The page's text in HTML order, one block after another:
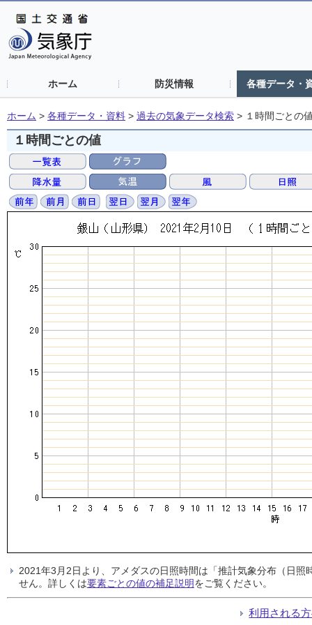
ホーム 防災情報 各種データ・
ホーム > 各種データ・資料 > 過去の気象データ検索 > １時間ごとの
１時間ごとの値
2021年3月2日より、アメダスの日照時間は「推計気象分布（日
せん。詳しくは要素ごとの値の補足説明をご覧ください。
利用される